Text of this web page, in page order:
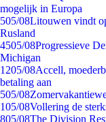
mogelijk in Europa
505/08Litouwen vindt
Rusland
4505/08Progressieve
Michigan
1205/08Accell,
betaling aan
505/08
105/08Vollering de
805/08The Division